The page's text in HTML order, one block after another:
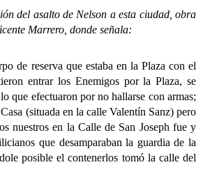
asalto de Nelson a esta ciudad, obra
Marrero, donde señala:
de reserva que estaba en la Plaza con el
entrar los Enemigos por la Plaza, se
que efectuaron por no hallarse con armas;
(situada en la calle Valentín Sanz) pero
nuestros en la Calle de San Joseph fue y
que desamparaban la guardia de la
posible el contenerlos tomó la calle del